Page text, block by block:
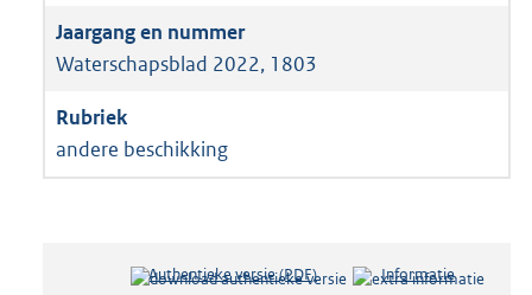
Waterschapsblad 2022, 1803
andere beschikking
Authentieke versie (PDF)b
Informatie